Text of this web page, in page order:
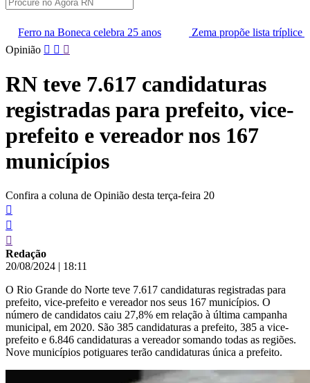
25 anos
Zema propõe lista tríplice para escolha dos
Pular
para
conteúdo
Opinião
RN teve 7.617 candidaturas
registradas para prefeito, vice-
prefeito e vereador nos 167
municípios
Confira a coluna de Opinião desta terça-feira 20
Redação
20/08/2024 | 18:11
O Rio Grande do Norte teve 7.617 candidaturas registradas para
prefeito, vice-prefeito e vereador nos seus 167 municípios. O
número de candidatos caiu 27,8% em relação à última campanha
municipal, em 2020. São 385 candidaturas a prefeito, 385 a vice-
prefeito e 6.846 candidaturas a vereador somando todas as regiões.
Nove municípios potiguares terão candidaturas única a prefeito.